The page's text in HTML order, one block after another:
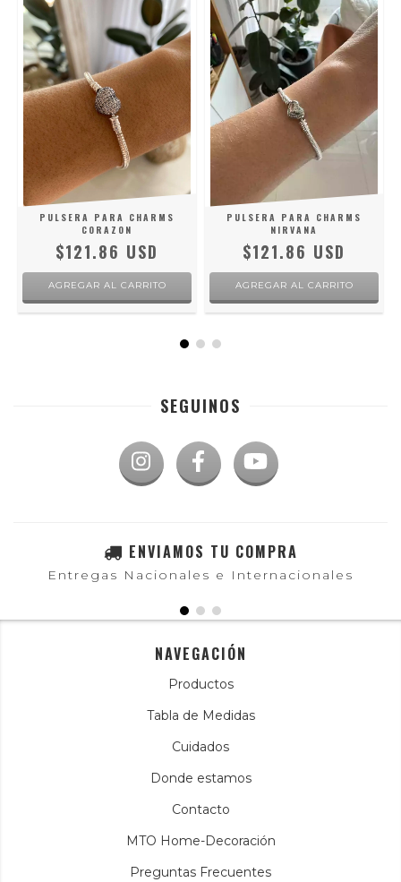
PULSERA PARA CHARMS
CORAZON
$121.86 USD
AGREGAR AL CARRITO
PULSERA PARA CHARMS
NIRVANA
$121.86 USD
AGREGAR AL CARRITO
SEGUINOS
ENVIAMOS TU COMPRA
Entregas Nacionales e Internacionales
NAVEGACIÓN
Productos
Tabla de Medidas
Cuidados
Donde estamos
Contacto
MTO Home-Decoración
Preguntas Frecuentes